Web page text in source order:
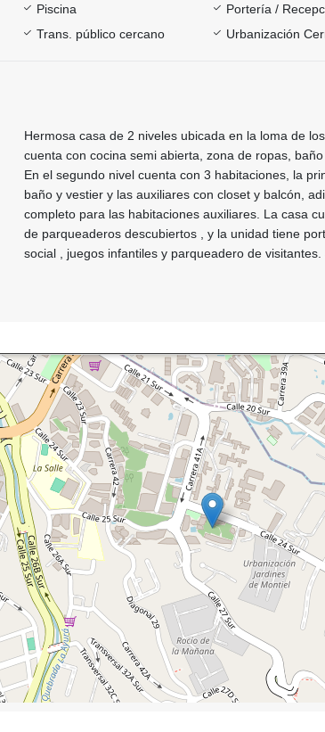
Piscina
Portería /
Trans. público cercano
Urbanización
Hermosa casa de 2 niveles ubicada en la loma de
cuenta con cocina semi abierta, zona de ropas,
En el segundo nivel cuenta con 3 habitaciones, la
baño y vestier y las auxiliares con closet y balcón,
completo para las habitaciones auxiliares. La casa
de parqueaderos descubiertos , y la unidad tiene
social , juegos infantiles y parqueadero de visitantes.